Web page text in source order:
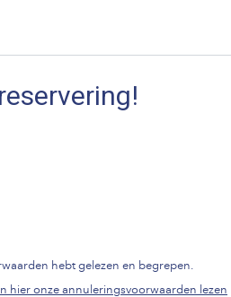
hebt gelezen en begrepen.
hier onze annuleringsvoorwaarden lezen